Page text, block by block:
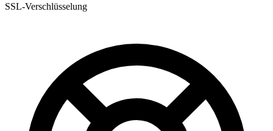
SSL-Verschlüsselung